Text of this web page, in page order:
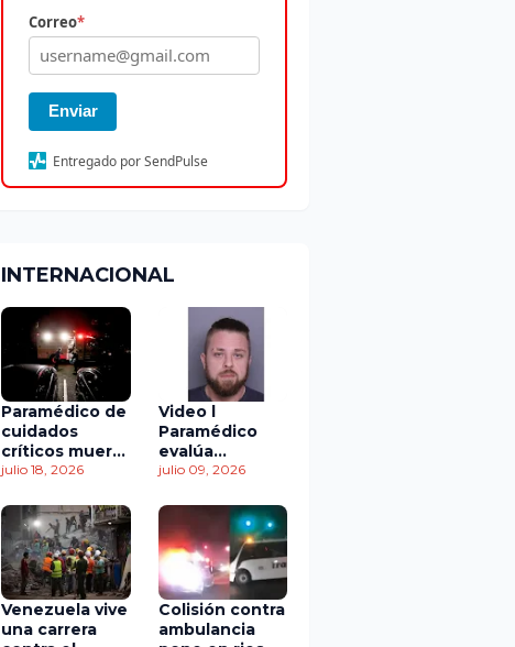
Correo*
Enviar
Entregado por SendPulse
INTERNACIONAL
Paramédico de
cuidados
críticos muere
en accidente
julio 18, 2026
Video l
Paramédico
evalúa
acuerdo de
escandaloso
caso de
contaminación
con fluidos
corporales
julio 09, 2026
Venezuela vive
una carrera
Colisión contra
ambulancia